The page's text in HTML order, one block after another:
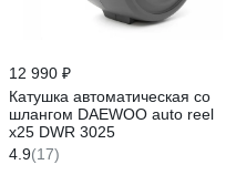
12 990 ₽
Катушка автоматическая со
шлангом DAEWOO auto reel
x25 DWR 3025
4.9(17)